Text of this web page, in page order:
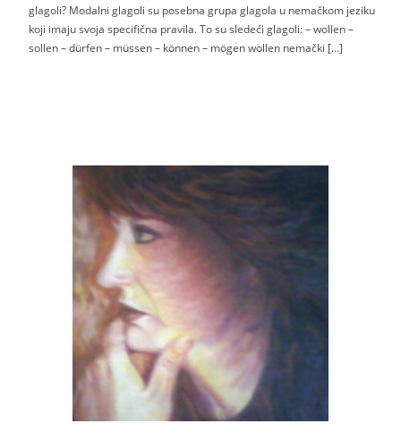
glagoli? Modalni glagoli su posebna grupa glagola u nemačkom jeziku
koji imaju svoja specifična pravila. To su sledeći glagoli: – wollen –
sollen – dürfen – müssen – können – mögen wollen nemački […]